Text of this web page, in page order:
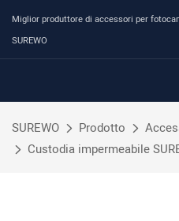
Miglior produttore di accessori per
SUREWO
SUREWO Prodotto
Custodia impermeabile